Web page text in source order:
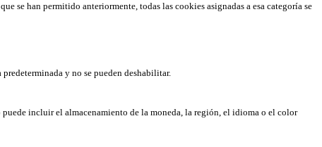
se han permitido anteriormente, todas las cookies asignadas a esa categoría se
y no se pueden deshabilitar.
incluir el almacenamiento de la moneda, la región, el idioma o el color